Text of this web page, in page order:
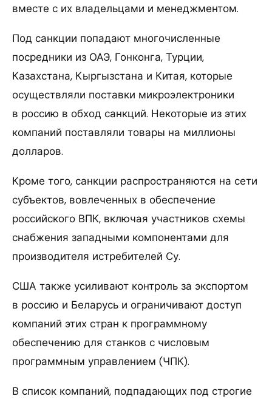
вместе с их владельцами и менеджментом.
Под санкции попадают многочисленные
посредники из ОАЭ, Гонконга, Турции,
Казахстана, Кыргызстана и Китая, которые
осуществляли поставки микроэлектроники
в россию в обход санкций. Некоторые из этих
компаний поставляли товары на миллионы
долларов.
Кроме того, санкции распространяются на сети
субъектов, вовлеченных в обеспечение
российского ВПК, включая участников схемы
снабжения западными компонентами для
производителя истребителей Су.
США также усиливают контроль за экспортом
в россию и Беларусь и ограничивают доступ
компаний этих стран к программному
обеспечению для станков с числовым
программным управлением (ЧПК).
В список компаний, подпадающих под строгие